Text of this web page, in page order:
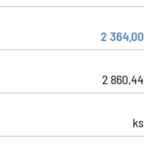
2 364,00
2 860,44
ks